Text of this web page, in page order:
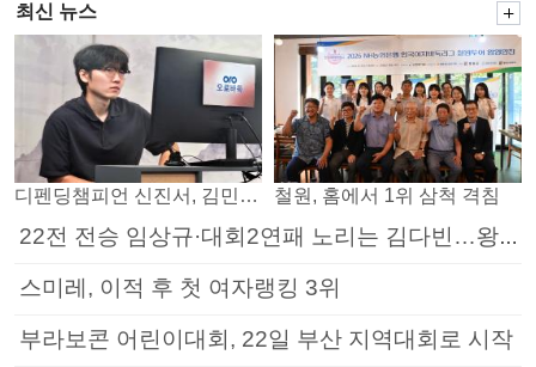
최신 뉴스
디펜딩챔피언 신진서, 김민석 꺾고 8강으로 철원, 홈에서 1위 삼척 격침
22전 전승 임상규·대회2연패 노리는 김다빈…왕중왕전 16강 7일부터
스미레, 이적 후 첫 여자랭킹 3위
부라보콘 어린이대회, 22일 부산 지역대회로 시작